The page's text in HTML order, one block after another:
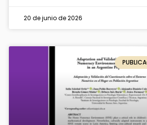
20 de junio de 2026